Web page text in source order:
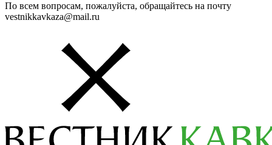
По всем вопросам, пожалуйста, обращайтесь на почту
vestnikkavkaza@mail.ru